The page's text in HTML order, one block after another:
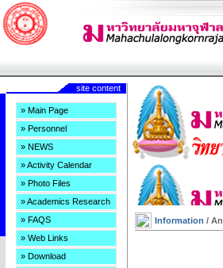
site content
» Main Page
» Personnel
» NEWS
» Activity Calendar
» Photo Files
» Academics Research
» FAQS
» Web Links
» Download
Information /